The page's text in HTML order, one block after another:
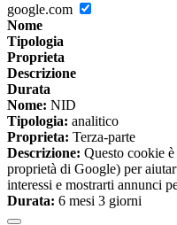
google.com
Nome
Tipologia
Proprieta
Descrizione
Durata
Nome: NID
Tipologia: analitico
Proprieta: Terza-parte
Descrizione: Questo cookie
proprietà di Google) per
interessi e mostrarti annunci
Durata: 6 mesi 3 giorni